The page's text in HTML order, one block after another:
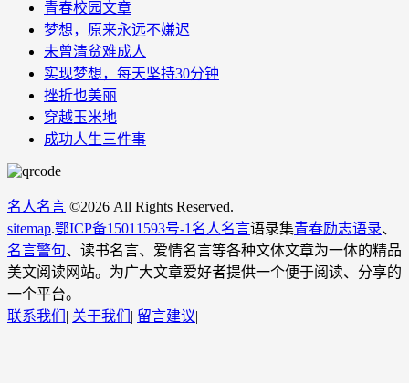
青春校园文章
梦想，原来永远不嫌迟
未曾清贫难成人
实现梦想，每天坚持30分钟
挫折也美丽
穿越玉米地
成功人生三件事
名人名言 ©2026 All Rights Reserved.
sitemap.鄂ICP备15011593号-1 名人名言语录集青春励志语录、
名言警句、读书名言、爱情名言等各种文体文章为一体的精品
美文阅读网站。为广大文章爱好者提供一个便于阅读、分享的
一个平台。
联系我们 | 关于我们 | 留言建议|